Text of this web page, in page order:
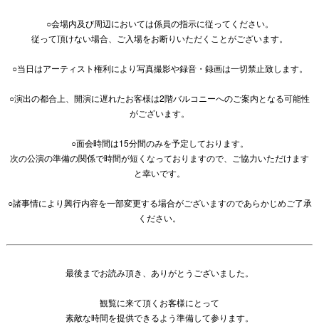
○会場内及び周辺においては係員の指示に従ってください。
従って頂けない場合、ご入場をお断りいただくことがございます。
○当日はアーティスト権利により写真撮影や録音・録画は一切禁止致します。
○演出の都合上、開演に遅れたお客様は2階バルコニーへのご案内となる可能性
がございます。
○面会時間は15分間のみを予定しております。
次の公演の準備の関係で時間が短くなっておりますので、ご協力いただけます
と幸いです。
○諸事情により興行内容を一部変更する場合がございますのであらかじめご了承
ください。
最後までお読み頂き、ありがとうございました。
観覧に来て頂くお客様にとって
素敵な時間を提供できるよう準備して参ります。